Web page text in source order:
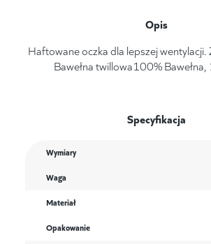
Opis
Haftowane oczka dla lepszej wentylacji.
Bawełna twillowa100%
Specyfikacja
Wymiary
Waga
Materiał
Opakowanie